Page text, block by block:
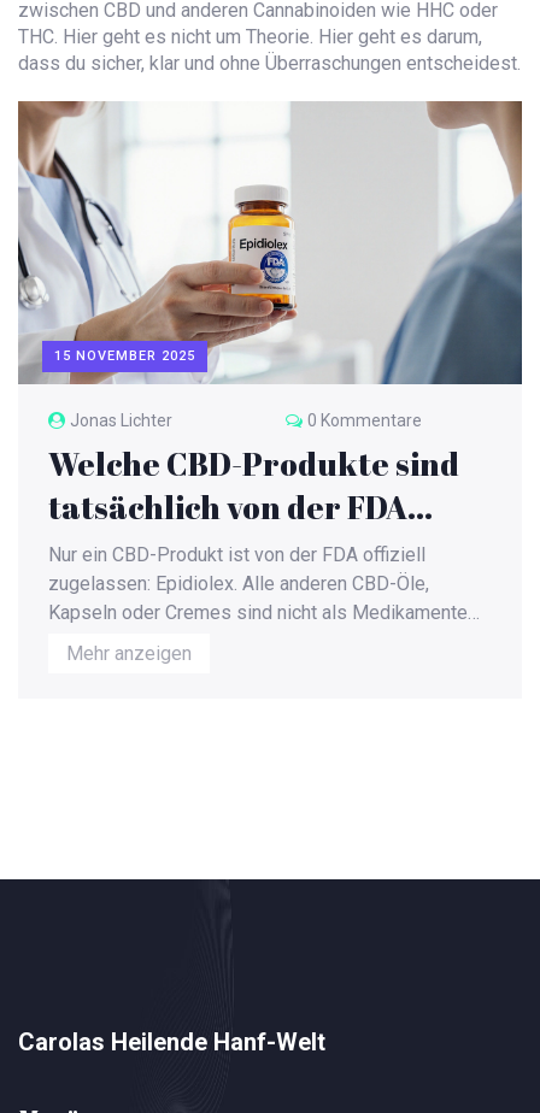
zwischen CBD und anderen Cannabinoiden wie HHC oder
THC. Hier geht es nicht um Theorie. Hier geht es darum,
dass du sicher, klar und ohne Überraschungen entscheidest.
15 NOVEMBER 2025
Jonas Lichter 0 Kommentare
Welche CBD-Produkte sind
tatsächlich von der FDA
zugelassen?
Nur ein CBD-Produkt ist von der FDA offiziell
zugelassen: Epidiolex. Alle anderen CBD-Öle,
Kapseln oder Cremes sind nicht als Medikamente
zugelassen, auch wenn sie das behaupten. Erfahre,
warum und was du wirklich wissen musst.
Mehr anzeigen
Carolas Heilende Hanf-Welt